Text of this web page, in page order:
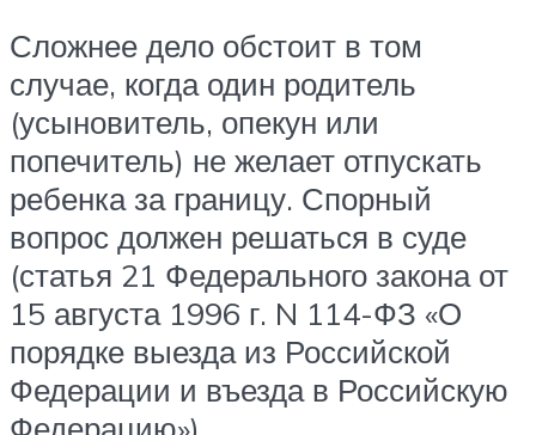
Сложнее дело обстоит в том
случае, когда один родитель
(усыновитель, опекун или
попечитель) не желает отпускать
ребенка за границу. Спорный
вопрос должен решаться в суде
(статья 21 Федерального закона от
15 августа 1996 г. N 114-ФЗ «О
порядке выезда из Российской
Федерации и въезда в Российскую